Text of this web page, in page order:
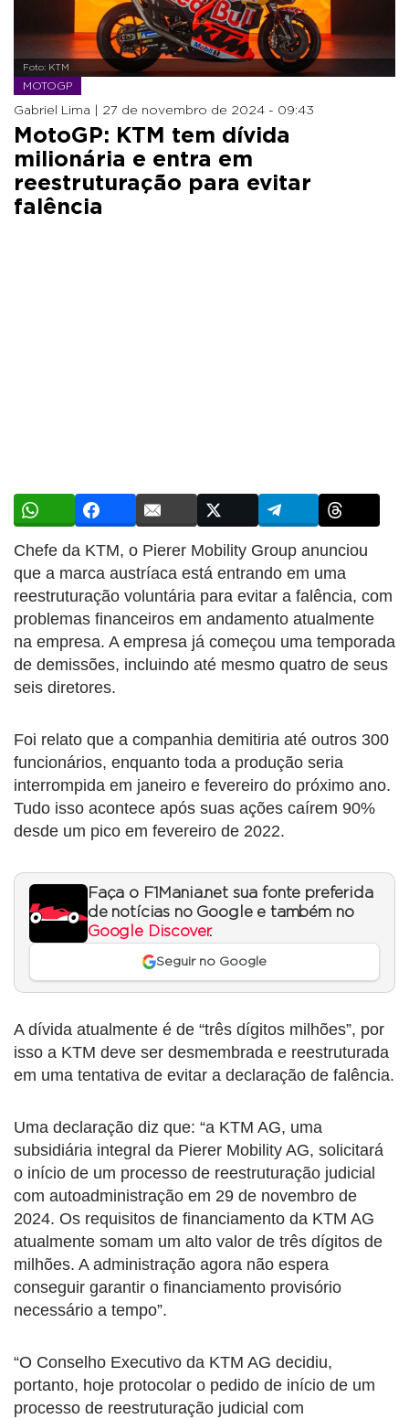
Foto: KTM
MOTOGP
Gabriel Lima | 27 de novembro de 2024 - 09:43
MotoGP: KTM tem dívida
milionária e entra em
reestruturação para evitar
falência
Chefe da KTM, o Pierer Mobility Group anunciou
que a marca austríaca está entrando em uma
reestruturação voluntária para evitar a falência, com
problemas financeiros em andamento atualmente
na empresa. A empresa já começou uma temporada
de demissões, incluindo até mesmo quatro de seus
seis diretores.
Foi relato que a companhia demitiria até outros 300
funcionários, enquanto toda a produção seria
interrompida em janeiro e fevereiro do próximo ano.
Tudo isso acontece após suas ações caírem 90%
desde um pico em fevereiro de 2022.
Faça o F1Mania.net sua fonte preferida
de notícias no Google e também no
Google Discover.
Seguir no Google
A dívida atualmente é de “três dígitos milhões”, por
isso a KTM deve ser desmembrada e reestruturada
em uma tentativa de evitar a declaração de falência.
Uma declaração diz que: “a KTM AG, uma
subsidiária integral da Pierer Mobility AG, solicitará
o início de um processo de reestruturação judicial
com autoadministração em 29 de novembro de
2024. Os requisitos de financiamento da KTM AG
atualmente somam um alto valor de três dígitos de
milhões. A administração agora não espera
conseguir garantir o financiamento provisório
necessário a tempo”.
“O Conselho Executivo da KTM AG decidiu,
portanto, hoje protocolar o pedido de início de um
processo de reestruturação judicial com